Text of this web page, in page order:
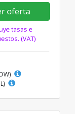
oferta
tasas e
(VAT)